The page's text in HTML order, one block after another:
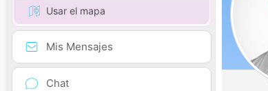
Usar el mapa
Mis Mensajes
Chat